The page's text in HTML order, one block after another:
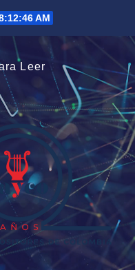
AM
Leer